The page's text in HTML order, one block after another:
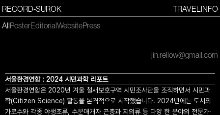
RECORD-SUROK TRAVELINFO
AllPosterEditorialWebsitePress
jin.rellow@gmail.com
서울환경연합 : 2024 시민과학 리포트
서울환경연합은 2020년 겨울 철새보호구역 시민조사단을 조직하면서 시민과
학(Citizen Science) 활동을 본격적으로 시작했습니다. 2024년에는 도시의
가로수와 각종 야생조류, 수분매개자 곤충과 지의류 등 다양 한 분야의 전문가·